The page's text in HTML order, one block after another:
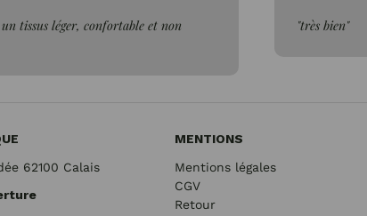
léger, confortable et non
62100 Calais
MENTIONS
Mentions légales
CGV
Retour